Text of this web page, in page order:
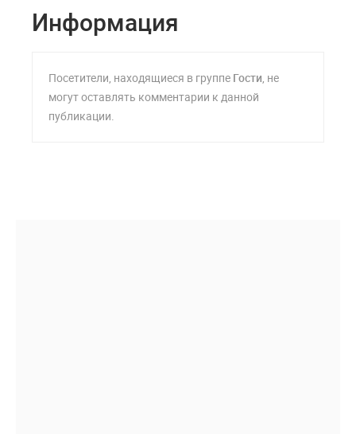
Информация
Посетители, находящиеся в группе Гости, не
могут оставлять комментарии к данной
публикации.